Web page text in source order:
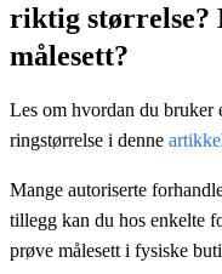
riktig størrelse?
målesett?
Les om hvordan du bruker
ringstørrelse i denne
Mange autoriserte
tillegg kan du hos enkelte
prøve målesett i fysiske